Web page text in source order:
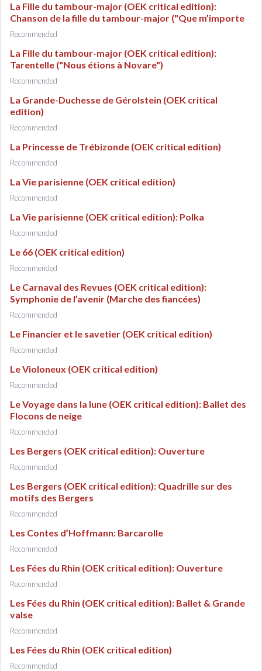
La Fille du tambour-major (OEK critical edition):
Chanson de la fille du tambour-major ("Que m’importe
Recommended
La Fille du tambour-major (OEK critical edition):
Tarentelle ("Nous étions à Novare")
Recommended
La Grande-Duchesse de Gérolstein (OEK critical
edition)
Recommended
La Princesse de Trébizonde (OEK critical edition)
Recommended
La Vie parisienne (OEK critical edition)
Recommended
La Vie parisienne (OEK critical edition): Polka
Recommended
Le 66 (OEK critical edition)
Recommended
Le Carnaval des Revues (OEK critical edition):
Symphonie de l’avenir (Marche des fiancées)
Recommended
Le Financier et le savetier (OEK critical edition)
Recommended
Le Violoneux (OEK critical edition)
Recommended
Le Voyage dans la lune (OEK critical edition): Ballet des
Flocons de neige
Recommended
Les Bergers (OEK critical edition): Ouverture
Recommended
Les Bergers (OEK critical edition): Quadrille sur des
motifs des Bergers
Recommended
Les Contes d’Hoffmann: Barcarolle
Recommended
Les Fées du Rhin (OEK critical edition): Ouverture
Recommended
Les Fées du Rhin (OEK critical edition): Ballet & Grande
valse
Recommended
Les Fées du Rhin (OEK critical edition)
Recommended